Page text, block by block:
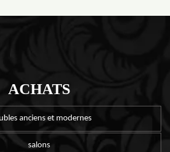
ACHATS
anciens et modernes
salons